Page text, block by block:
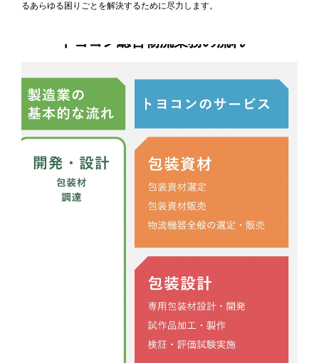
るあらゆる困りごとを解決するために尽力します。
トヨコン総合物流業務の流れ